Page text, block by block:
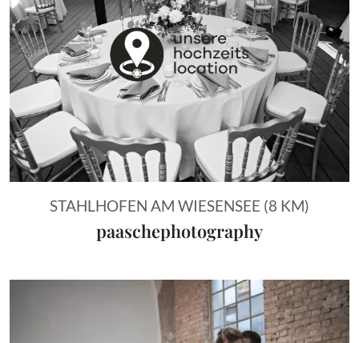
STAHLHOFEN AM WIESENSEE (8 KM)
paaschephotography